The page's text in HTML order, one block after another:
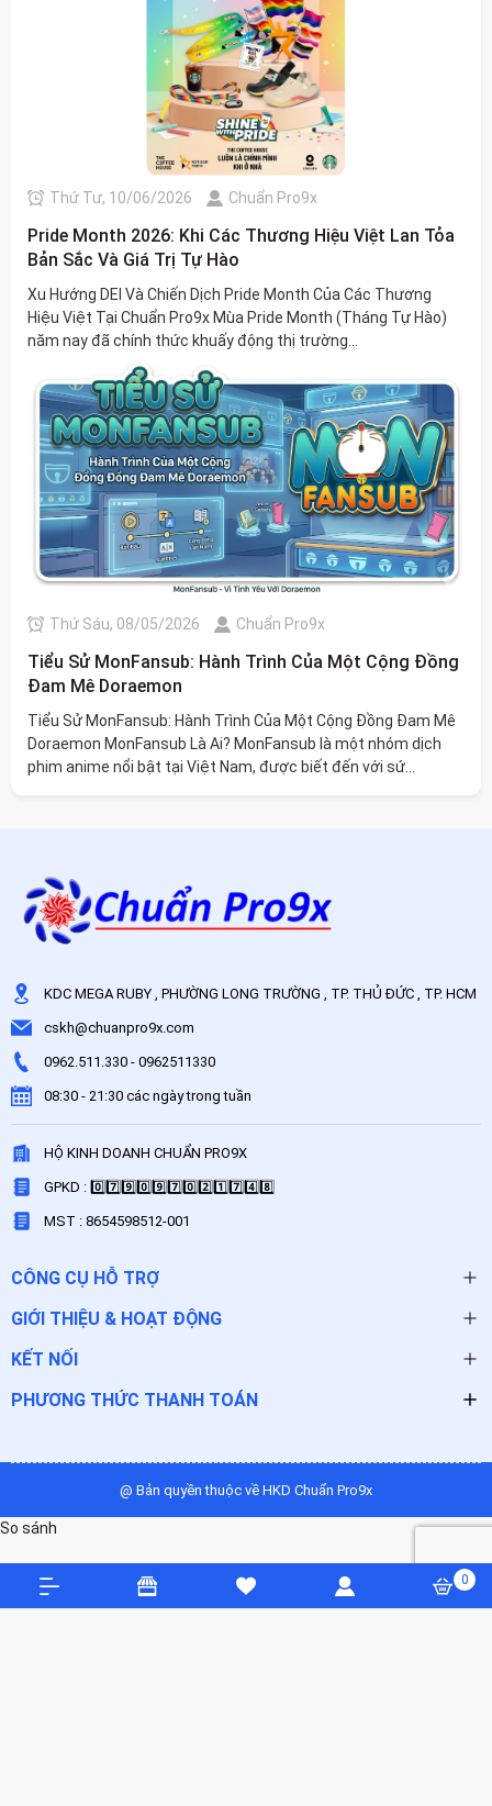
0
Thứ Tư, 10/06/2026 Chuẩn Pro9x
Pride Month 2026: Khi Các Thương Hiệu Việt Lan Tỏa
Bản Sắc Và Giá Trị Tự Hào
Xu Hướng DEI Và Chiến Dịch Pride Month Của Các Thương
Hiệu Việt Tại Chuẩn Pro9x Mùa Pride Month (Tháng Tự Hào)
năm nay đã chính thức khuấy động thị trường...
Thứ Sáu, 08/05/2026 Chuẩn Pro9x
Tiểu Sử MonFansub: Hành Trình Của Một Cộng Đồng
Đam Mê Doraemon
Tiểu Sử MonFansub: Hành Trình Của Một Cộng Đồng Đam Mê
Doraemon MonFansub Là Ai? MonFansub là một nhóm dịch
phim anime nổi bật tại Việt Nam, được biết đến với sứ...
KDC MEGA RUBY , PHƯỜNG LONG TRƯỜNG , TP. THỦ ĐỨC , TP. HCM
cskh@chuanpro9x.com
0962.511.330 - 0962511330
08:30 - 21:30 các ngày trong tuần
HỘ KINH DOANH CHUẨN PRO9X
GPKD : 0️⃣7️⃣9️⃣0️⃣9️⃣7️⃣0️⃣2️⃣1️⃣7️⃣4️⃣8️⃣
MST : 8654598512-001
CÔNG CỤ HỖ TRỢ
GIỚI THIỆU & HOẠT ĐỘNG
KẾT NỐI
PHƯƠNG THỨC THANH TOÁN
@ Bản quyền thuộc về HKD Chuẩn Pro9x
So sánh